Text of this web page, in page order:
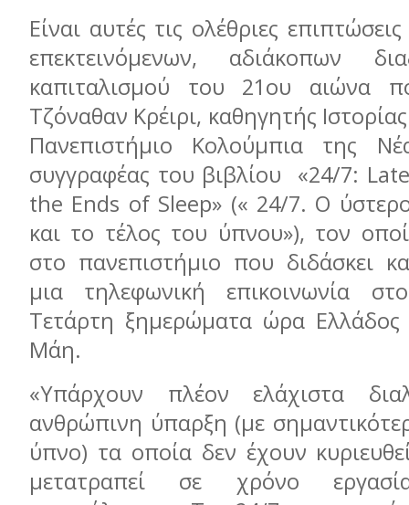
Είναι αυτές τις ολέθριες
επεκτεινόμενων, αδιάκοπων
καπιταλισμού του 21ου αιώνα
Τζόναθαν Κρέιρι, καθηγητής
Πανεπιστήμιο Κολούμπια της
συγγραφέας του βιβλίου «24/7:
the Ends of Sleep» (« 24/7. Ο
και το τέλος του ύπνου»), τον
στο πανεπιστήμιο που διδάσκει
μια τηλεφωνική επικοινωνία
Τετάρτη ξημερώματα ώρα Ελλάδος
Μάη.
«Υπάρχουν πλέον ελάχιστα
ανθρώπινη ύπαρξη (με
ύπνο) τα οποία δεν έχουν
μετατραπεί σε χρόνο